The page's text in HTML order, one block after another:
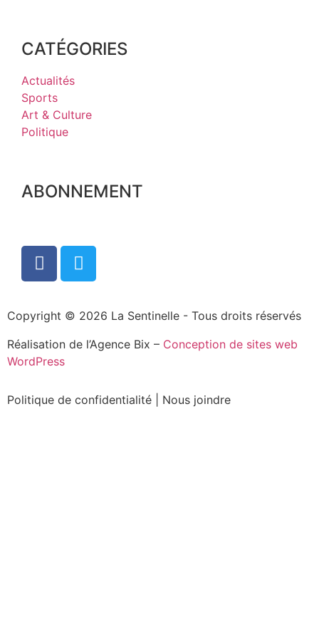
CATÉGORIES
Actualités
Sports
Art & Culture
Politique
ABONNEMENT
Copyright © 2026 La Sentinelle - Tous droits réservés
Réalisation de l’Agence Bix – Conception de sites web
WordPress
Politique de confidentialité Nous joindre